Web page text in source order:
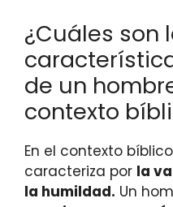
¿Cuáles son
de un
contexto
En el contexto
caracteriza por la
la humildad. Un